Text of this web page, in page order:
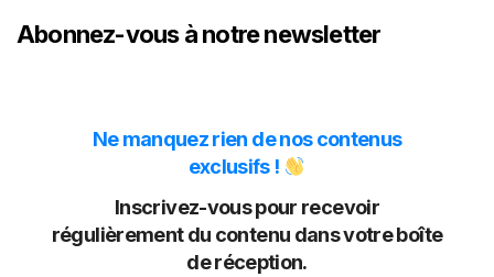
Abonnez-vous à notre newsletter
Ne manquez rien de nos contenus
exclusifs !
Inscrivez-vous pour recevoir
régulièrement du contenu dans votre boîte
de réception.